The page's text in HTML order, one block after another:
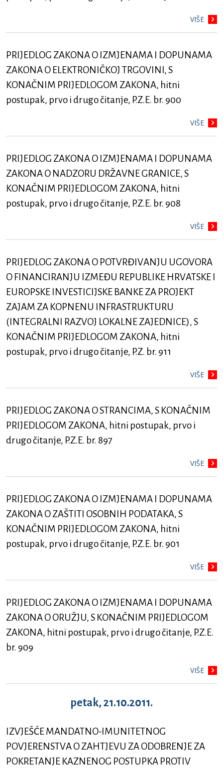
VIŠE
PRIJEDLOG ZAKONA O IZMJENAMA I DOPUNAMA
ZAKONA O ELEKTRONIČKOJ TRGOVINI, S
KONAČNIM PRIJEDLOGOM ZAKONA, hitni
postupak, prvo i drugo čitanje, P.Z.E. br. 900
VIŠE
PRIJEDLOG ZAKONA O IZMJENAMA I DOPUNAMA
ZAKONA O NADZORU DRŽAVNE GRANICE, S
KONAČNIM PRIJEDLOGOM ZAKONA, hitni
postupak, prvo i drugo čitanje, P.Z.E. br. 908
VIŠE
PRIJEDLOG ZAKONA O POTVRĐIVANJU UGOVORA
O FINANCIRANJU IZMEĐU REPUBLIKE HRVATSKE I
EUROPSKE INVESTICIJSKE BANKE ZA PROJEKT
ZAJAM ZA KOPNENU INFRASTRUKTURU
(INTEGRALNI RAZVOJ LOKALNE ZAJEDNICE), S
KONAČNIM PRIJEDLOGOM ZAKONA, hitni
postupak, prvo i drugo čitanje, P.Z. br. 911
VIŠE
PRIJEDLOG ZAKONA O STRANCIMA, S KONAČNIM
PRIJEDLOGOM ZAKONA, hitni postupak, prvo i
drugo čitanje, P.Z.E. br. 897
VIŠE
PRIJEDLOG ZAKONA O IZMJENAMA I DOPUNAMA
ZAKONA O ZAŠTITI OSOBNIH PODATAKA, S
KONAČNIM PRIJEDLOGOM ZAKONA, hitni
postupak, prvo i drugo čitanje, P.Z.E. br. 901
VIŠE
PRIJEDLOG ZAKONA O IZMJENAMA I DOPUNAMA
ZAKONA O ORUŽJU, S KONAČNIM PRIJEDLOGOM
ZAKONA, hitni postupak, prvo i drugo čitanje, P.Z.E.
br. 909
VIŠE
petak, 21.10.2011.
IZVJEŠĆE MANDATNO-IMUNITETNOG
POVJERENSTVA O ZAHTJEVU ZA ODOBRENJE ZA
POKRETANJE KAZNENOG POSTUPKA PROTIV